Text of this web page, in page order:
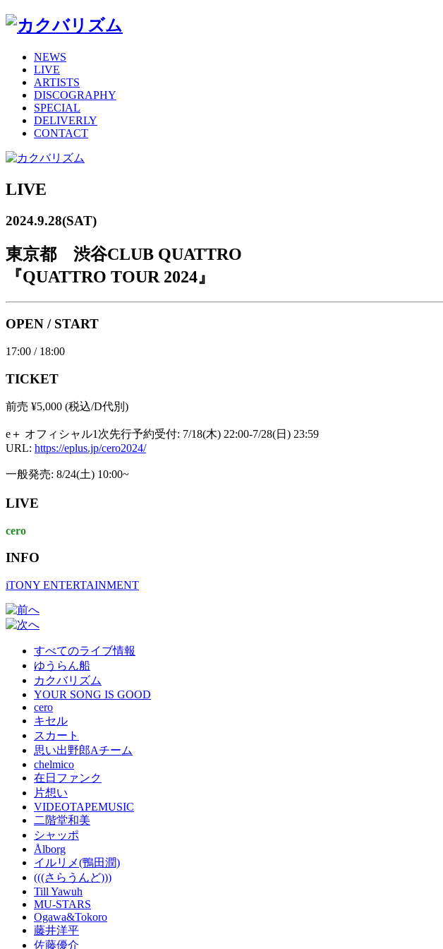
NEWS
LIVE
ARTISTS
DISCOGRAPHY
SPECIAL
DELIVERLY
CONTACT
LIVE
2024.9.28(SAT)
東京都 渋谷CLUB QUATTRO
『QUATTRO TOUR 2024』
OPEN / START
17:00 / 18:00
TICKET
前売 ¥5,000 (税込/D代別)
e＋ オフィシャル1次先行予約受付: 7/18(木) 22:00-7/28(日) 23:59
URL: https://eplus.jp/cero2024/
一般発売: 8/24(土) 10:00~
LIVE
cero
INFO
iTONY ENTERTAINMENT
すべてのライブ情報
ゆうらん船
カクバリズム
YOUR SONG IS GOOD
cero
キセル
スカート
思い出野郎Aチーム
chelmico
在日ファンク
片想い
VIDEOTAPEMUSIC
二階堂和美
シャッポ
Ålborg
イルリメ(鴨田潤)
(((さらうんど)))
Till Yawuh
MU-STARS
Ogawa&Tokoro
藤井洋平
佐藤優介